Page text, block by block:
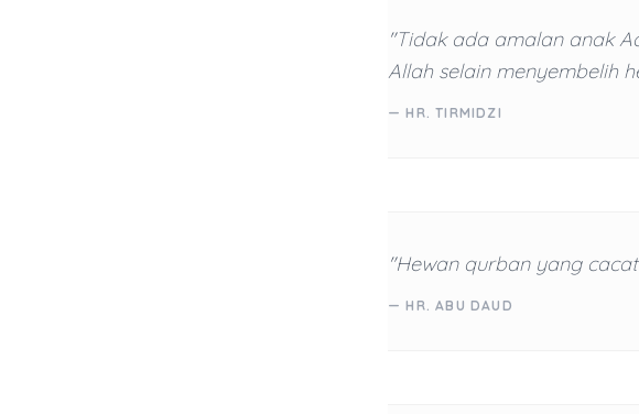
"Tidak ada amalan anak
Allah selain menyembelih
— HR. TIRMIDZI
"Hewan qurban yang
— HR. ABU DAUD